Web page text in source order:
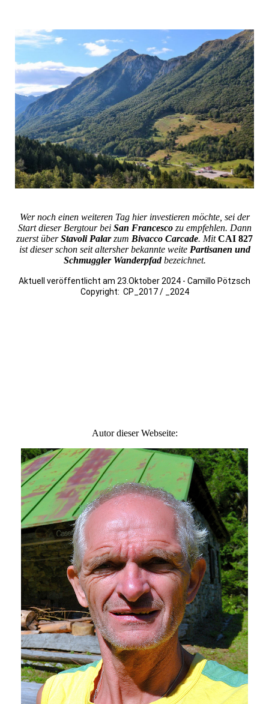
Wer noch einen weiteren Tag hier investieren möchte, sei der
Start dieser Bergtour bei San Francescozu empfehlen. Dann
zuerst überStavoli Palarzum Bivacco Carcade. MitCAI 827
ist dieser schon seit altersher bekannte weite Partisanen und
Schmuggler Wanderpfadbezeichnet.
Aktuell veröffentlicht am 23.Oktober 2024 - Camillo Pötzsch
Copyright: CP_2017 / _2024
Autor dieser Webseite: